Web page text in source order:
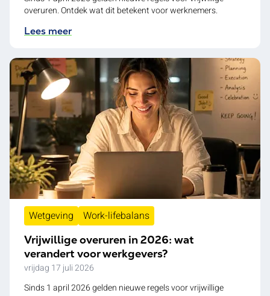
overuren. Ontdek wat dit betekent voor werknemers.
Lees meer
Wetgeving Work-lifebalans
Vrijwillige overuren in 2026: wat
verandert voor werkgevers?
vrijdag 17 juli 2026
Sinds 1 april 2026 gelden nieuwe regels voor vrijwillige